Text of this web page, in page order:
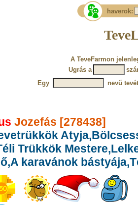
haverok:
A TeveFarmon
Ugrás a
Egy
nevű
Jozefás [278438]
Trükkök
karavánok